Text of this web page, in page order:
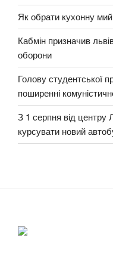
Як обрати кухонну
Кабмін призначив
оборони
Голову студентської
поширенні
З 1 серпня від
курсувати новий